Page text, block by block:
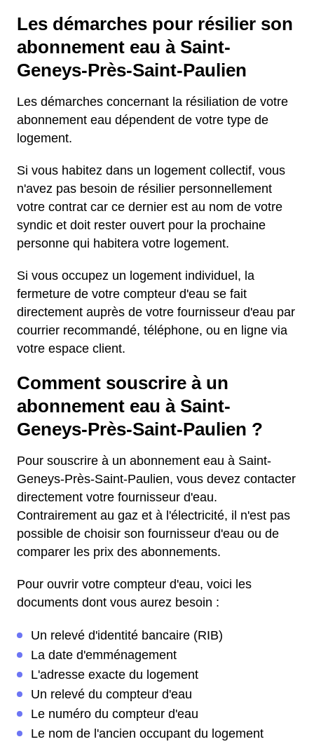
Les démarches pour résilier son
abonnement eau à Saint-
Geneys-Près-Saint-Paulien
Les démarches concernant la résiliation de votre
abonnement eau dépendent de votre type de
logement.
Si vous habitez dans un logement collectif, vous
n'avez pas besoin de résilier personnellement
votre contrat car ce dernier est au nom de votre
syndic et doit rester ouvert pour la prochaine
personne qui habitera votre logement.
Si vous occupez un logement individuel, la
fermeture de votre compteur d'eau se fait
directement auprès de votre fournisseur d'eau par
courrier recommandé, téléphone, ou en ligne via
votre espace client.
Comment souscrire à un
abonnement eau à Saint-
Geneys-Près-Saint-Paulien ?
Pour souscrire à un abonnement eau à Saint-
Geneys-Près-Saint-Paulien, vous devez contacter
directement votre fournisseur d'eau.
Contrairement au gaz et à l'électricité, il n'est pas
possible de choisir son fournisseur d'eau ou de
comparer les prix des abonnements.
Pour ouvrir votre compteur d'eau, voici les
documents dont vous aurez besoin :
Un relevé d'identité bancaire (RIB)
La date d'emménagement
L'adresse exacte du logement
Un relevé du compteur d'eau
Le numéro du compteur d'eau
Le nom de l'ancien occupant du logement